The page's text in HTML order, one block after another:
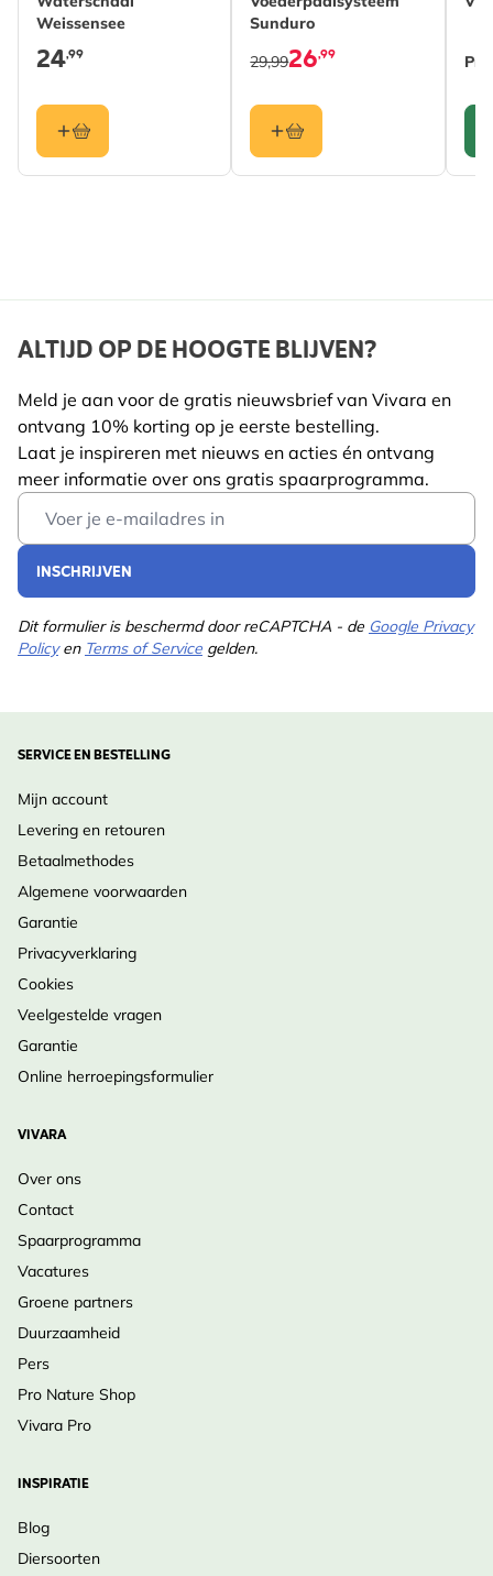
Kleur Groen
Materiaal Metaal
Weissensee
24,99
Sunduro
26,99
29,99
ALTIJD OP DE HOOGTE BLIJVEN?
Meld je aan voor de gratis nieuwsbrief van Vivara en
ontvang 10% korting op je eerste bestelling.
Laat je inspireren met nieuws en acties én ontvang
meer informatie over ons gratis spaarprogramma.
Email Address
INSCHRIJVEN
Dit formulier is beschermd door reCAPTCHA - de Google Privacy
Policyen Terms of Service gelden.
SERVICE EN BESTELLING
Mijn account
Levering en retouren
Betaalmethodes
Algemene voorwaarden
Garantie
Privacyverklaring
Cookies
Veelgestelde vragen
Garantie
Online herroepingsformulier
VIVARA
Over ons
Contact
Spaarprogramma
Vacatures
Groene partners
Duurzaamheid
Pers
Pro Nature Shop
Vivara Pro
INSPIRATIE
Blog
Diersoorten